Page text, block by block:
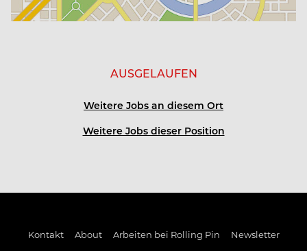
AUSGELAUFEN
Weitere Jobs an diesem Ort
Weitere Jobs dieser Position
Kontakt About Arbeiten bei Rolling Pin
Newsletter